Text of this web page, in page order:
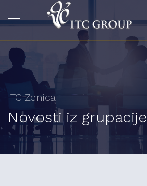
ITC Zenica
Novosti iz grupacije